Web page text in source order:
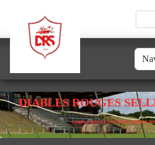
DIABLES ROUGES
DIABLE ROUGE UN JOUR, DIABLE